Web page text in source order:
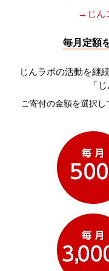
→じん
毎月定額
じんラボの活動を継
「
ご寄付の金額を選択し